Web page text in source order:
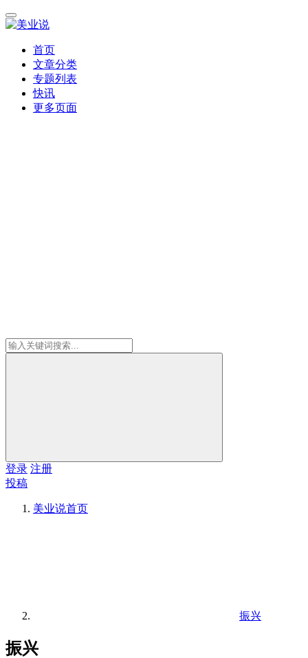
首页
文章分类
专题列表
快讯
更多页面
登录 注册
投稿
美业说首页
振兴
振兴